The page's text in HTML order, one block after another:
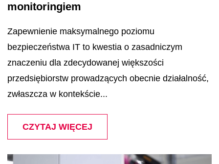
monitoringiem
Zapewnienie maksymalnego poziomu
bezpieczeństwa IT to kwestia o zasadniczym
znaczeniu dla zdecydowanej większości
przedsiębiorstw prowadzących obecnie działalność,
zwłaszcza w kontekście...
CZYTAJ WIĘCEJ